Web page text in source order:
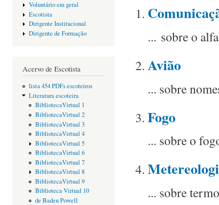
Voluntário em geral
Escotista
Dirigente Institucional
Dirigente de Formação
Acervo de Escotista
lista 454 PDFs escoteiros
Literatura escoteira
BibliotecaVirtual 1
BibliotecaVirtual 2
BibliotecaVirtual 3
BibliotecaVirtual 4
BibliotecaVirtual 5
BibliotecaVirtual 6
BibliotecaVirtual 7
BibliotecaVirtual 8
BibliotecaVirtual 9
Biblioteca Virtual 10
de Baden Powell
... sobre o
Avião
... sobre
Fogo
... sobre o
... sobre